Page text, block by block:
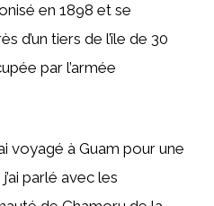
en 1898 et se
d’un tiers de l’île de 30
par l’armée
voyagé à Guam pour une
parlé avec les